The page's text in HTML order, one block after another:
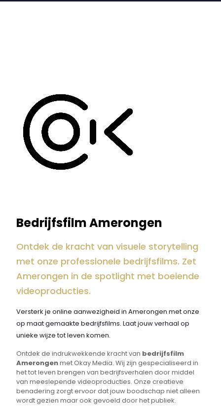
Bedrijfsfilm Amerongen
Ontdek de kracht van visuele storytelling
met onze professionele bedrijfsfilms. Zet
Amerongen in de spotlight met boeiende
videoproducties.
Versterk je online aanwezigheid in Amerongen met onze
op maat gemaakte bedrijfsfilms. Laat jouw verhaal op
unieke wijze tot leven komen.
Ontdek de indrukwekkende kracht van bedrijfsfilm
Amerongenmet Okay Media. Wij zijn gespecialiseerd in
het tot leven brengen van bedrijfsverhalen door middel
van meeslepende videoproducties. Onze creatieve
benadering zorgt ervoor dat jouw boodschap niet alleen
wordt gezien maar ook gevoeld door het publiek.